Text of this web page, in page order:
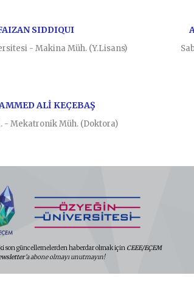
SIDDIQUI
- Makina Müh. (Y.Lisans)
ALİ KEÇEBAŞ
- Mekatronik Müh. (Doktora)
son güncellemelerden haberdar olmak için CEEE/EÇEM
'a abone olmayı unutmayın!